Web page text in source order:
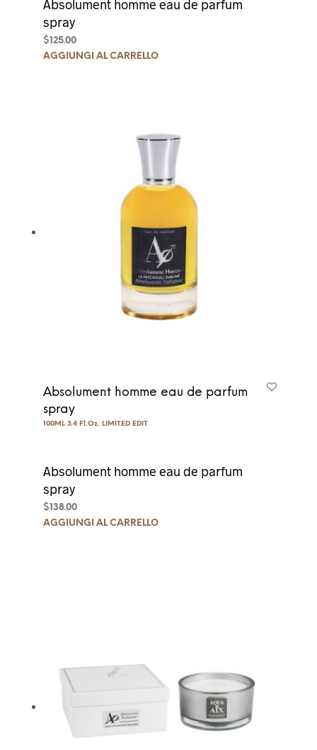
Absolument homme eau de parfum
spray
$ 125.00
AGGIUNGI AL CARRELLO
Absolument homme eau de parfum
spray
100ML 3.4 Fl.Oz. LIMITED EDIT
Absolument homme eau de parfum
spray
$ 138.00
AGGIUNGI AL CARRELLO